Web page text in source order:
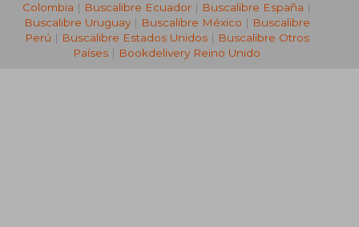
Colombia | Buscalibre Ecuador | Buscalibre España |
Buscalibre Uruguay| Buscalibre México | Buscalibre
Perú | Buscalibre Estados Unidos| Buscalibre Otros
Países | Bookdelivery Reino Unido